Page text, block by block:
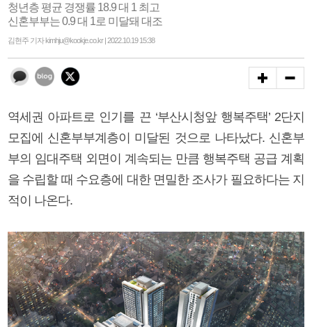
청년층 평균 경쟁률 18.9 대 1 최고
신혼부부는 0.9 대 1로 미달돼 대조
김현주 기자 kimhju@kookje.co.kr | 2022.10.19 15:38
역세권 아파트로 인기를 끈 ‘부산시청앞 행복주택’ 2단지
모집에 신혼부부계층이 미달된 것으로 나타났다. 신혼부
부의 임대주택 외면이 계속되는 만큼 행복주택 공급 계획
을 수립할 때 수요층에 대한 면밀한 조사가 필요하다는 지
적이 나온다.